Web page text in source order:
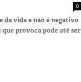
0
da vida e não é negativo
que provoca pode até ser